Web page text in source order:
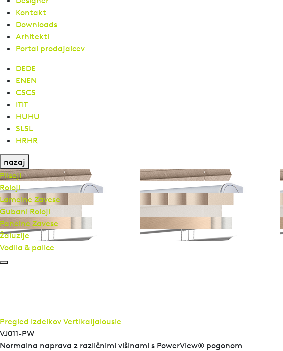
Kontakt
Downloads
Arhitekti
Portal prodajalcev
DEDE
ENEN
CSCS
ITIT
HUHU
SLSL
HRHR
nazaj
Pliseji
Roloji
Lamelne Zavese
Gubani Roloji
Panelne Zavese
Žaluzije
Vodila & palice
Pregled izdelkov Vertikaljalousie
VJ011-PW
Normalna naprava z različnimi višinami s PowerView® pogonom